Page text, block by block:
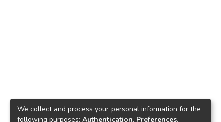
We collect and process your personal information for the
following purposes: Authentication, Preferences,